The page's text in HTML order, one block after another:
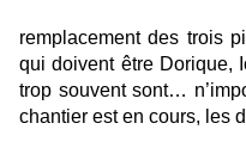
remplacement des trois
qui doivent être Dorique,
trop souvent sont…
chantier est en cours, les